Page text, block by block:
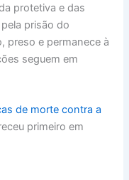
protetiva e das
prisão do
preso e permanece à
seguem em
de morte contra a
primeiro em